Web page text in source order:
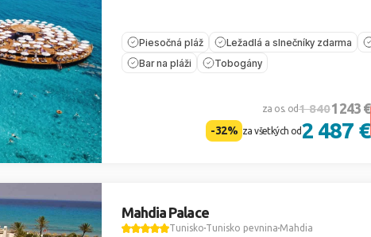
Piesočná pláž Ležadlá a slnečníky zdarma
Bar na pláži
Tobogány
za os. od1 8401 243 €
-32% za všetkých od2 487 €
Mahdia Palace
TuniskoTunisko pevninaMahdia